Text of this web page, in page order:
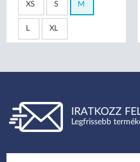
XS S M
L XL
IRATKOZZ
Legfrissebb